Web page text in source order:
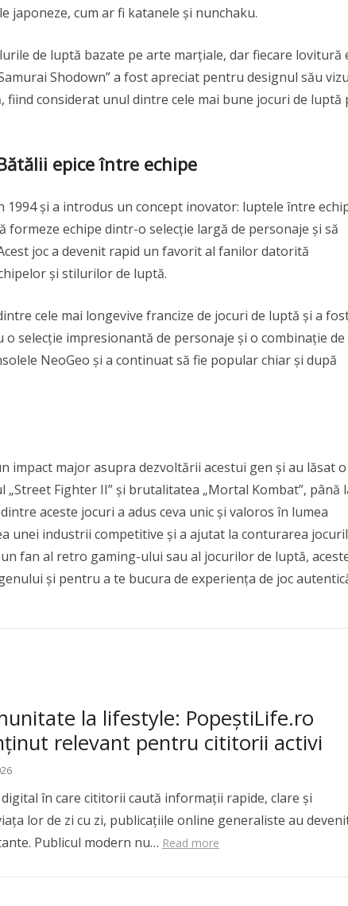
cum ar fi katanele și nunchaku.
de luptă bazate pe arte marțiale, dar fiecare lovitură
Shodown” a fost apreciat pentru designul său
considerat unul dintre cele mai bune jocuri de luptă
epice între echipe
1994 și a introdus un concept inovator: luptele între
echipe dintr-o selecție largă de personaje și să
joc a devenit rapid un favorit al fanilor datorită
și stilurilor de luptă.
cele mai longevive francize de jocuri de luptă și a
selecție impresionantă de personaje și o combinație de
NeoGeo și a continuat să fie popular chiar și după
impact major asupra dezvoltării acestui gen și au lăsat o
Fighter II” și brutalitatea „Mortal Kombat”, până
aceste jocuri a adus ceva unic și valoros în lumea
unei industrii competitive și a ajutat la conturarea
fan al retro gaming-ului sau al jocurilor de luptă,
și pentru a te bucura de experiența de joc
la lifestyle: PopeștiLife.ro
relevant pentru cititorii activi
în care cititorii caută informații rapide, clare și
lor de zi cu zi, publicațiile online generaliste au
Publicul modern nu… Read more